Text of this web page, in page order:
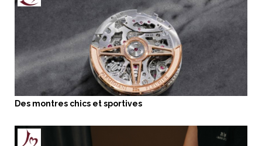
Des montres chics et sportives